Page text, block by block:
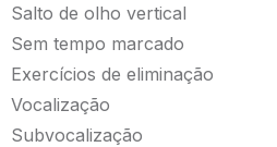
Salto de olho vertical
Sem tempo marcado
Exercícios de eliminação
Vocalização
Subvocalização